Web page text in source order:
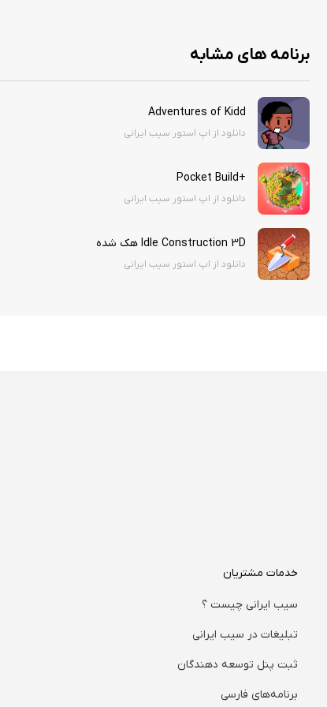
Users Display Name: sibirani3
Passworld: sibirani3@$12345
پس از وارد کردن مشخصات بالا اپلیکیشن لود می‌شود.
برنامه های مشابه
Adventures of Kidd
دانلود از اپ استور سیب ایرانی
+Pocket Build
دانلود از اپ استور سیب ایرانی
Idle Construction 3D هک شده
دانلود از اپ استور سیب ایرانی
خدمات مشتریان
سیب ایرانی چیست ؟
تبلیغات در سیب ایرانی
ثبت پنل توسعه دهندگان
برنامه‌های فارسی